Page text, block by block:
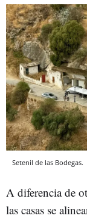
Setenil de las Bodegas.
A diferencia de
las casas se